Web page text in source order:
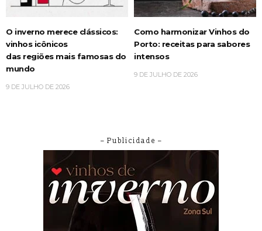
O inverno merece clássicos:
vinhos icônicos
das regiões mais famosas do
mundo
9 DE JULHO DE 2026
Como harmonizar Vinhos do
Porto: receitas para sabores
intensos
9 DE JULHO DE 2026
– Publicidade –